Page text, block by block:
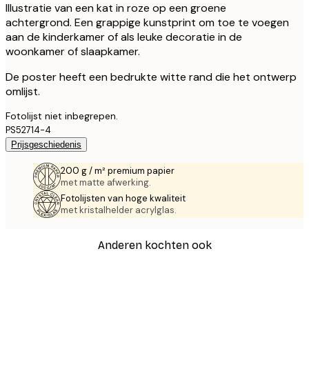
Illustratie van een kat in roze op een groene
achtergrond. Een grappige kunstprint om toe te voegen
aan de kinderkamer of als leuke decoratie in de
woonkamer of slaapkamer.
De poster heeft een bedrukte witte rand die het ontwerp
omlijst.
Fotolijst niet inbegrepen.
PS52714-4
Prijsgeschiedenis
200 g / m² premium papier
met matte afwerking.
Fotolijsten van hoge kwaliteit
met kristalhelder acrylglas.
Anderen kochten ook